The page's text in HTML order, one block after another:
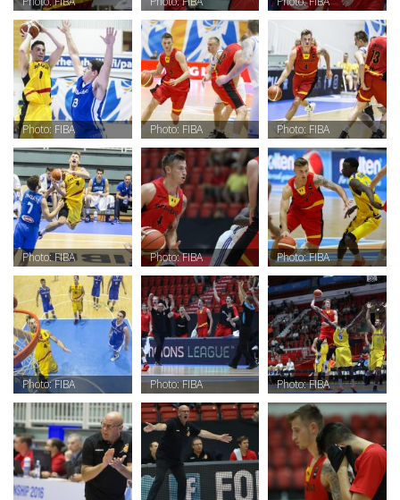
Photo: FIBA Photo: FIBA Photo: FIBA
Photo: FIBA Photo: FIBA Photo: FIBA
Photo: FIBA Photo: FIBA Photo: FIBA